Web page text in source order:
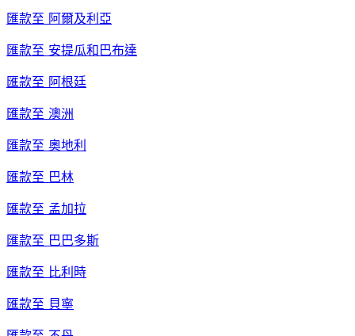
匯款至 阿爾及利亞
匯款至 安提瓜和巴布達
匯款至 阿根廷
匯款至 澳洲
匯款至 奧地利
匯款至 巴林
匯款至 孟加拉
匯款至 巴巴多斯
匯款至 比利時
匯款至 貝寧